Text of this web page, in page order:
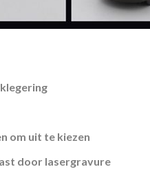
om uit te kiezen
door lasergravure